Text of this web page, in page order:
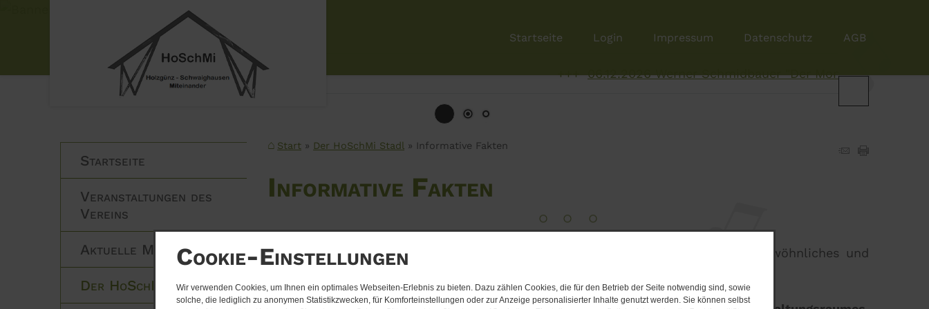
Cookie-Einstellungen
Wir verwenden Cookies, um Ihnen ein optimales Webseiten-Erlebnis zu bieten. Dazu zählen Cookies, die für den Betrieb der Seite notwendig sind, sowie
solche, die lediglich zu anonymen Statistikzwecken, für Komforteinstellungen oder zur Anzeige personalisierter Inhalte genutzt werden. Sie können selbst
Startseite Login Impressum Datenschutz AGB
Veranstaltungs-Ticker
06.​12.​2026 Werner Schmidbauer "Der Momentnsammler
Startseite
Veranstaltungen des
Vereins
Aktuelle Meldungen
Der HoSchMi Stadl
Start Der HoSchMi Stadl Informative Fakten
Informative Fakten
Der HoSchMi-Stadl bietet durch seine einzige Architektur ein besonderes, ungewöhnliches und